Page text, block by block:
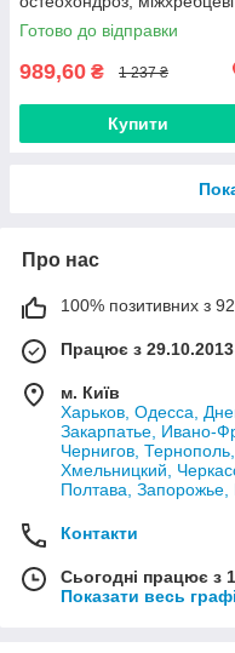
грижі, схуднення, міозит,
Готово до відправки
989,60 ₴ 1 237 ₴
Купити
Про нас
100% позитивних з 92
Працює з 29.10.2013
м. Київ
Харьков, Одесса,
Закарпатье, Ивано-
Чернигов,
Хмельницкий,
Полтава, Запорожье,
Контакти
Сьогодні працює з
Показати весь